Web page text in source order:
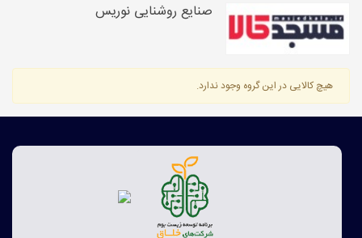
صنایع روشنایی نوریس
هیچ کالایی در این گروه وجود ندارد.